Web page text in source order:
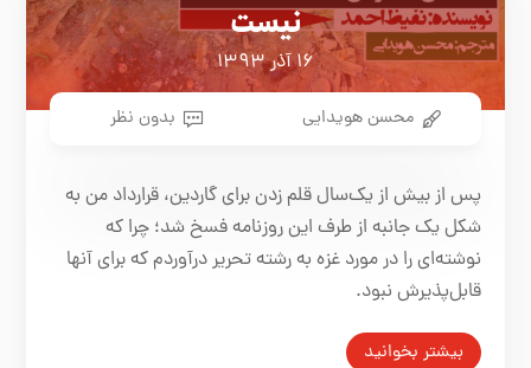
نیست
۱۶ آذر ۱۳۹۳
محسن هویدایی بدون نظر
پس از بیش از یک‌سال قلم زدن برای گاردین، قرارداد من به
شکل یک جانبه از طرف این روزنامه فسخ شد؛ چرا که
نوشته‌ای را در مورد غزه به رشته تحریر درآوردم که برای آنها
قابل‌پذیرش نبود.
بیشتر بخوانید